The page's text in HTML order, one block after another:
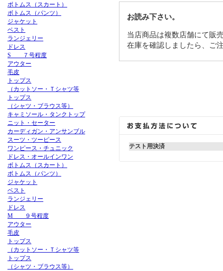
ボトムス（スカート）
ボトムス（パンツ）
ジャケット
ベスト
ランジェリー
ドレス
S ７号程度
アウター
毛皮
トップス
（カットソー・Ｔシャツ等
トップス
（シャツ・ブラウス等）
キャミソール・タンクトップ
ニット・セーター
カーディガン・アンサンブル
スーツ・ツーピース
ワンピース・チュニック
ドレス・オールインワン
ボトムス（スカート）
ボトムス（パンツ）
ジャケット
ベスト
ランジェリー
ドレス
M ９号程度
アウター
毛皮
トップス
（カットソー・Ｔシャツ等
トップス
（シャツ・ブラウス等）
お読み下さい。
当店商品は複数店舗にて販
在庫を確認しましたら、ご
テスト用決済